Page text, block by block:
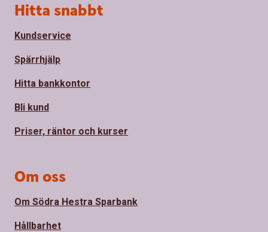
Sidfot
Hitta snabbt
Kundservice
Spärrhjälp
Hitta bankkontor
Bli kund
Priser, räntor och kurser
Om oss
Om Södra Hestra Sparbank
Hållbarhet